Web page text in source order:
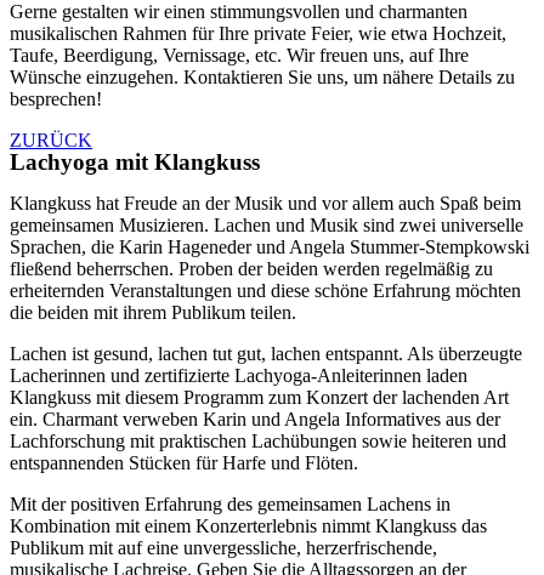
Gerne gestalten wir einen stimmungsvollen und charmanten
musikalischen Rahmen für Ihre private Feier, wie etwa Hochzeit,
Taufe, Beerdigung, Vernissage, etc. Wir freuen uns, auf Ihre
Wünsche einzugehen. Kontaktieren Sie uns, um nähere Details zu
besprechen!
ZURÜCK
Lachyoga mit Klangkuss
Klangkuss hat Freude an der Musik und vor allem auch Spaß beim
gemeinsamen Musizieren. Lachen und Musik sind zwei universelle
Sprachen, die Karin Hageneder und Angela Stummer-Stempkowski
fließend beherrschen. Proben der beiden werden regelmäßig zu
erheiternden Veranstaltungen und diese schöne Erfahrung möchten
die beiden mit ihrem Publikum teilen.
Lachen ist gesund, lachen tut gut, lachen entspannt. Als überzeugte
Lacherinnen und zertifizierte Lachyoga-Anleiterinnen laden
Klangkuss mit diesem Programm zum Konzert der lachenden Art
ein. Charmant verweben Karin und Angela Informatives aus der
Lachforschung mit praktischen Lachübungen sowie heiteren und
entspannenden Stücken für Harfe und Flöten.
Mit der positiven Erfahrung des gemeinsamen Lachens in
Kombination mit einem Konzerterlebnis nimmt Klangkuss das
Publikum mit auf eine unvergessliche, herzerfrischende,
musikalische Lachreise. Geben Sie die Alltagssorgen an der